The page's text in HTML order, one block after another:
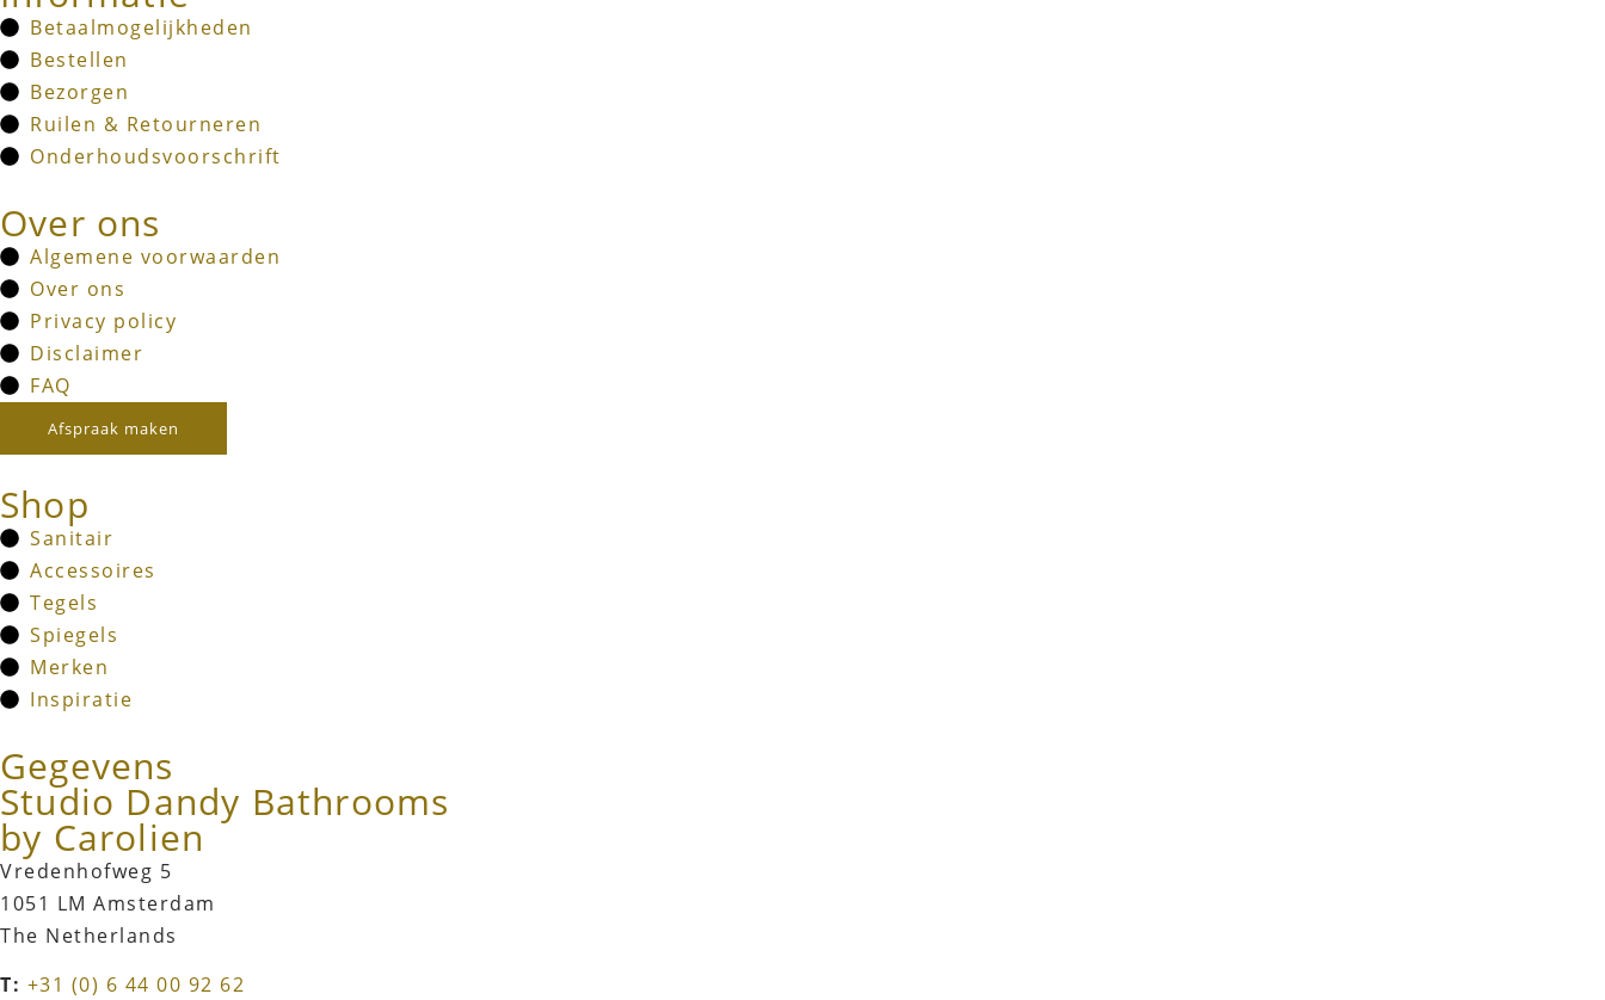
Betaalmogelijkheden
Bestellen
Bezorgen
Ruilen & Retourneren
Onderhoudsvoorschrift
Over ons
Algemene voorwaarden
Over ons
Privacy policy
Disclaimer
FAQ
Afspraak maken
Shop
Sanitair
Accessoires
Tegels
Spiegels
Merken
Inspiratie
Gegevens
Studio Dandy Bathrooms
by Carolien
Vredenhofweg 5
1051 LM Amsterdam
The Netherlands
T: +31 (0) 6 44 00 92 62